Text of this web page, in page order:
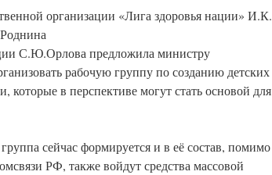
организации «Лига здоровья нации» И.К.
Роднина
С.Ю.Орлова предложила министру
рабочую группу по созданию детских
которые в перспективе могут стать основой для
сейчас формируется и в её состав, помимо
РФ, также войдут средства массовой